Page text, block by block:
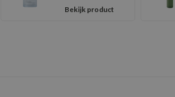
Bekijk product